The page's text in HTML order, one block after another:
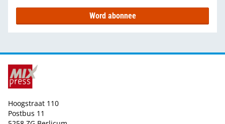
Word abonnee
Hoogstraat 110
Postbus 11